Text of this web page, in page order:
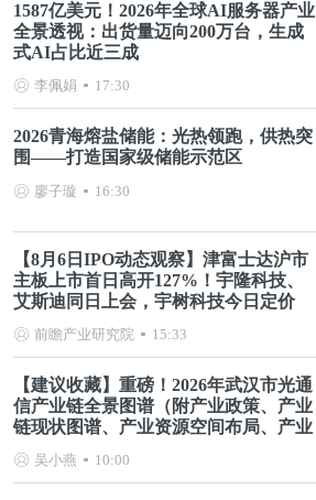
1587亿美元！2026年全球AI服务器产业
全景透视：出货量迈向200万台，生成
式AI占比近三成
李佩娟 17:30
2026青海熔盐储能：光热领跑，供热突
围——打造国家级储能示范区
廖子璇 16:30
【8月6日IPO动态观察】津富士达沪市
主板上市首日高开127%！宇隆科技、
艾斯迪同日上会，宇树科技今日定价
前瞻产业研究院 15:33
【建议收藏】重磅！2026年武汉市光通
信产业链全景图谱（附产业政策、产业
链现状图谱、产业资源空间布局、产业
链发展规划）
吴小燕 10:00